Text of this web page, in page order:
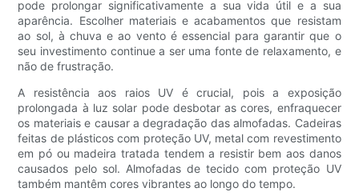
pode prolongar significativamente a sua vida útil e a sua
aparência. Escolher materiais e acabamentos que resistam
ao sol, à chuva e ao vento é essencial para garantir que o
seu investimento continue a ser uma fonte de relaxamento, e
não de frustração.
A resistência aos raios UV é crucial, pois a exposição
prolongada à luz solar pode desbotar as cores, enfraquecer
os materiais e causar a degradação das almofadas. Cadeiras
feitas de plásticos com proteção UV, metal com revestimento
em pó ou madeira tratada tendem a resistir bem aos danos
causados ​​pelo sol. Almofadas de tecido com proteção UV
também mantêm cores vibrantes ao longo do tempo.